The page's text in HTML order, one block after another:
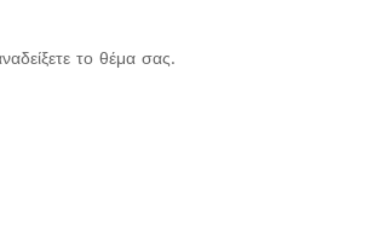
το θέμα σας.